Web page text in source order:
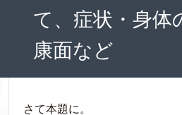
て、症状・身体
康面など
さて本題に。